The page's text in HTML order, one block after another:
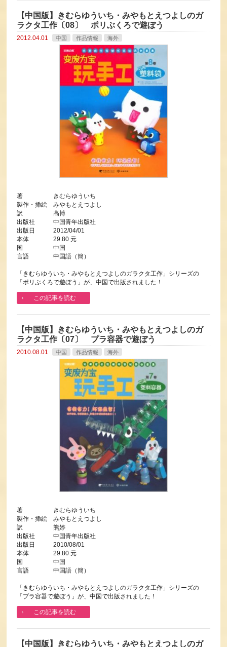
【中国版】きむらゆういち・みやもとえつよしのガ
ラクタ工作〔08〕 ポリぶくろで遊ぼう
2012.04.01 中国 作品情報 海外
著 きむらゆういち
製作・挿絵 みやもとえつよし
訳 高博
出版社 中国青年出版社
出版日 2012/04/01
本体 29.80 元
国 中国
言語 中国語（簡）
「きむらゆういち・みやもとえつよしのガラクタ工作」シリーズの
「ポリぶくろで遊ぼう」が、中国で出版されました！
この記事を読む
【中国版】きむらゆういち・みやもとえつよしのガ
ラクタ工作〔07〕 プラ容器で遊ぼう
2010.08.01 中国 作品情報 海外
著 きむらゆういち
製作・挿絵 みやもとえつよし
訳 熊婷
出版社 中国青年出版社
出版日 2010/08/01
本体 29.80 元
国 中国
言語 中国語（簡）
「きむらゆういち・みやもとえつよしのガラクタ工作」シリーズの
「プラ容器で遊ぼう」が、中国で出版されました！
この記事を読む
【中国版】きむらゆういち・みやもとえつよしのガ